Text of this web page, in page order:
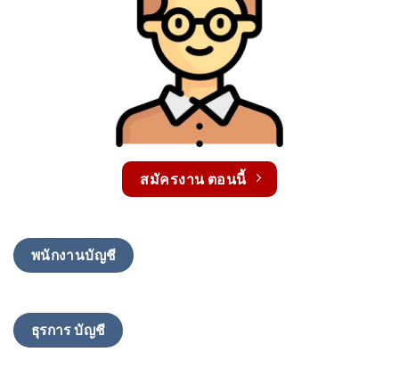
สมัครงาน ตอนนี้
พนักงานบัญชี
ธุรการ บัญชี